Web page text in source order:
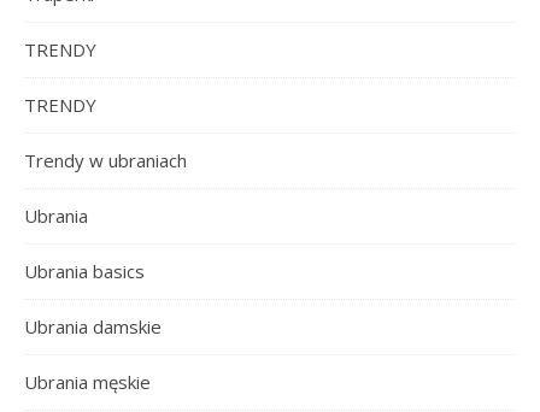
TRENDY
TRENDY
Trendy w ubraniach
Ubrania
Ubrania basics
Ubrania damskie
Ubrania męskie